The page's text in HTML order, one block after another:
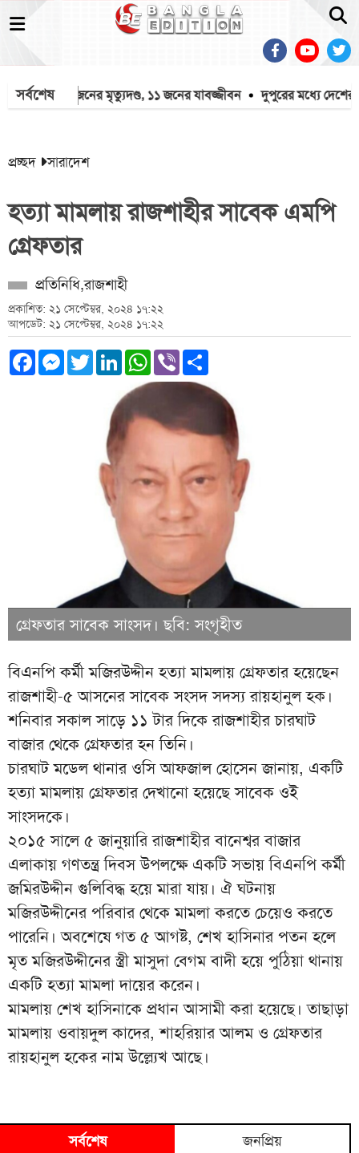
সর্বশেষ১৬ জনের মৃত্যুদণ্ড, ১১ জনের যাবজ্জীবন দুপুরের মধ্যে দেশের ৬
প্রচ্ছদ সারাদেশ
হত্যা মামলায় রাজশাহীর সাবেক এমপি
গ্রেফতার
প্রতিনিধি,রাজশাহী
প্রকাশিত: ২১ সেপ্টেম্বর, ২০২৪ ১৭:২২
আপডেট: ২১ সেপ্টেম্বর, ২০২৪ ১৭:২২
Facebook
Messenger
TwitterLinkedInWhatsApp
Viber
গ্রেফতার সাবেক সাংসদ। ছবি: সংগৃহীত
বিএনপি কর্মী মজিরউদ্দীন হত্যা মামলায় গ্রেফতার হয়েছেন
রাজশাহী-৫ আসনের সাবেক সংসদ সদস্য রায়হানুল হক।
শনিবার সকাল সাড়ে ১১ টার দিকে রাজশাহীর চারঘাট
বাজার থেকে গ্রেফতার হন তিনি।
চারঘাট মডেল থানার ওসি আফজাল হোসেন জানায়, একটি
হত্যা মামলায় গ্রেফতার দেখানো হয়েছে সাবেক ওই
সাংসদকে।
২০১৫ সালে ৫ জানুয়ারি রাজশাহীর বানেশ্বর বাজার
এলাকায় গণতন্ত্র দিবস উপলক্ষে একটি সভায় বিএনপি কর্মী
জমিরউদ্দীন গুলিবিদ্ধ হয়ে মারা যায়। ঐ ঘটনায়
মজিরউদ্দীনের পরিবার থেকে মামলা করতে চেয়েও করতে
পারেনি। অবশেষে গত ৫ আগষ্ট, শেখ হাসিনার পতন হলে
মৃত মজিরউদ্দীনের স্ত্রী মাসুদা বেগম বাদী হয়ে পুঠিয়া থানায়
একটি হত্যা মামলা দায়ের করেন।
মামলায় শেখ হাসিনাকে প্রধান আসামী করা হয়েছে। তাছাড়া
মামলায় ওবায়দুল কাদের, শাহরিয়ার আলম ও গ্রেফতার
রায়হানুল হকের নাম উল্ল্যেখ আছে।
সর্বশেষ জনপ্রিয়